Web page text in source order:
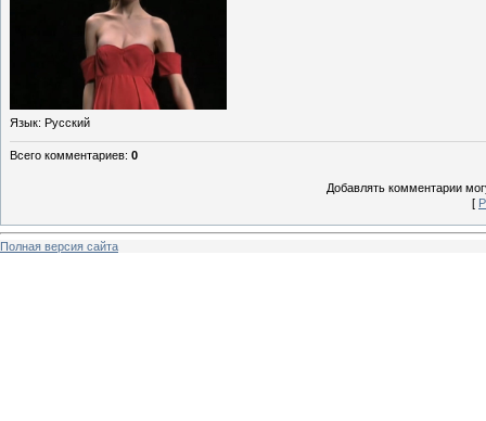
Язык: Русский
Всего комментариев: 0
Добавлять комментарии
[
Полная версия сайта